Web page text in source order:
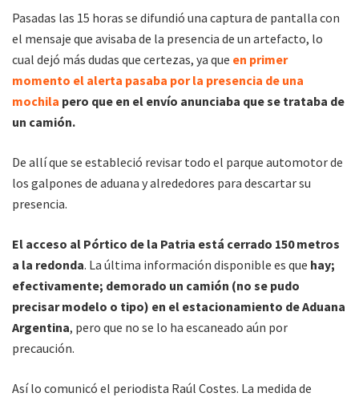
Pasadas las 15 horas se difundió una captura de pantalla con
el mensaje que avisaba de la presencia de un artefacto, lo
cual dejó más dudas que certezas, ya que en primer
momento el alerta pasaba por la presencia de una
mochila pero que en el envío anunciaba que se trataba de
un camión.
De allí que se estableció revisar todo el parque automotor de
los galpones de aduana y alrededores para descartar su
presencia.
El acceso al Pórtico de la Patria está cerrado 150 metros
a la redonda. La última información disponible es que hay;
efectivamente; demorado un camión (no se pudo
precisar modelo o tipo) en el estacionamiento de Aduana
Argentina, pero que no se lo ha escaneado aún por
precaución.
Así lo comunicó el periodista Raúl Costes. La medida de